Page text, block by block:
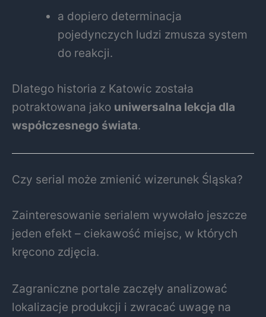
a dopiero determinacja
pojedynczych ludzi zmusza system
do reakcji.
Dlatego historia z Katowic została
potraktowana jako uniwersalna lekcja dla
współczesnego świata.
Czy serial może zmienić wizerunek Śląska?
Zainteresowanie serialem wywołało jeszcze
jeden efekt – ciekawość miejsc, w których
kręcono zdjęcia.
Zagraniczne portale zaczęły analizować
lokalizacje produkcji i zwracać uwagę na